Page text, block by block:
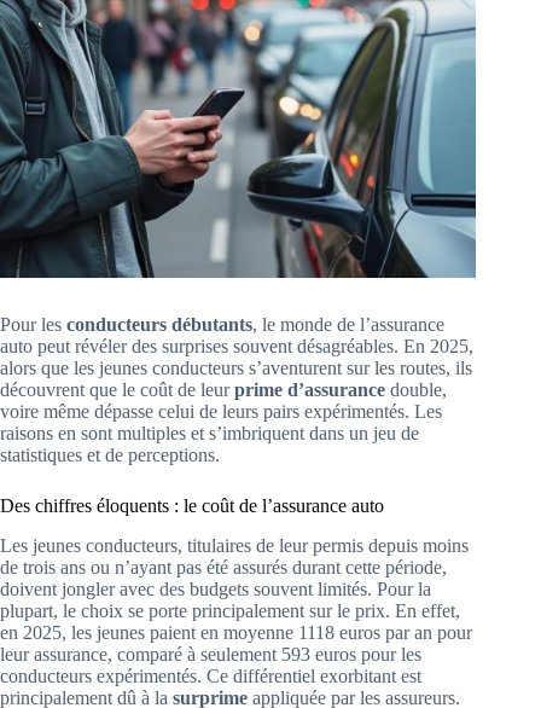
Pour les conducteurs débutants, le monde de l’assurance
auto peut révéler des surprises souvent désagréables. En 2025,
alors que les jeunes conducteurs s’aventurent sur les routes, ils
découvrent que le coût de leurprime d’assurance double,
voire même dépasse celui de leurs pairs expérimentés. Les
raisons en sont multiples et s’imbriquent dans un jeu de
statistiques et de perceptions.
Des chiffres éloquents : le coût de l’assurance auto
Les jeunes conducteurs, titulaires de leur permis depuis moins
de trois ans ou n’ayant pas été assurés durant cette période,
doivent jongler avec des budgets souvent limités. Pour la
plupart, le choix se porte principalement sur le prix. En effet,
en 2025, les jeunes paient en moyenne 1118 euros par an pour
leur assurance, comparé à seulement 593 euros pour les
conducteurs expérimentés. Ce différentiel exorbitant est
principalement dû à la surprime appliquée par les assureurs.